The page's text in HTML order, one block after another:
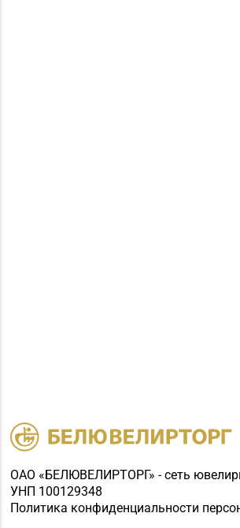
ОАО «БЕЛЮВЕЛИРТОРГ» - сеть
УНП 100129348
Политика конфиденциальности